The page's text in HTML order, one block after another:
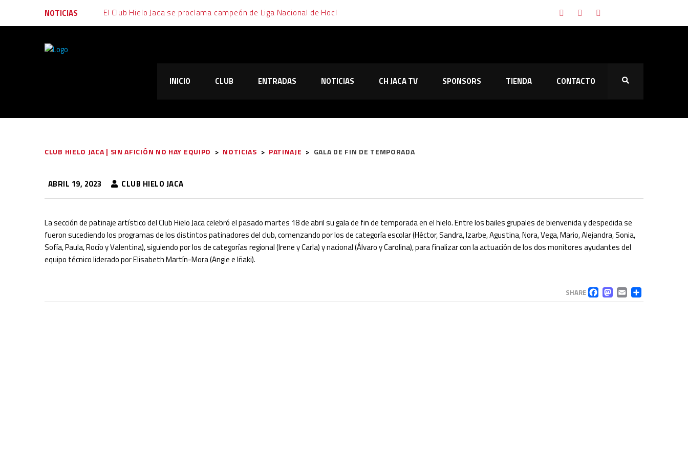
NOTICIAS El Club Hielo Jaca se proclama campeón de Liga Nacional de Hockey Hielo
INICIO CLUB ENTRADAS NOTICIAS CH JACA TV SPONSORS TIENDA CONTACTO
CLUB HIELO JACA | SIN AFICIÓN NO HAY EQUIPO > NOTICIAS > PATINAJE > GALA DE FIN DE TEMPORADA
ABRIL 19, 2023 CLUB HIELO JACA
La sección de patinaje artístico del Club Hielo Jaca celebró el pasado martes 18 de abril su gala de fin de temporada en el hielo. Entre los bailes grupales de bienvenida y despedida se
fueron sucediendo los programas de los distintos patinadores del club, comenzando por los de categoría escolar (Héctor, Sandra, Izarbe, Agustina, Nora, Vega, Mario, Alejandra, Sonia,
Sofía, Paula, Rocío y Valentina), siguiendo por los de categorías regional (Irene y Carla) y nacional (Álvaro y Carolina), para finalizar con la actuación de los dos monitores ayudantes del
equipo técnico liderado por Elisabeth Martín-Mora (Angie e Iñaki).
SHARE FACEBOOK
EMAIL